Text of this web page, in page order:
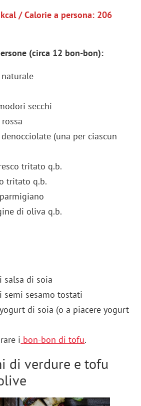
/ Calorie a persona: 206
(circa 12 bon-bon):
secchi
(una per ciascun
tritato q.b.
tritato q.b.
di oliva q.b.
salsa di soia
semi sesamo tostati
di soia (o a piacere yogurt
i bon-bon di tofu.
di verdure e tofu